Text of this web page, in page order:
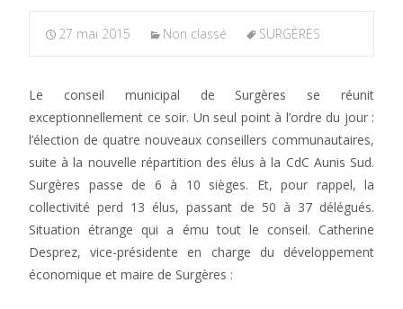
27 mai 2015 Non classé SURGÈRES
Le conseil municipal de Surgères se réunit
exceptionnellement ce soir. Un seul point à l’ordre du jour :
l’élection de quatre nouveaux conseillers communautaires,
suite à la nouvelle répartition des élus à la CdC Aunis Sud.
Surgères passe de 6 à 10 sièges. Et, pour rappel, la
collectivité perd 13 élus, passant de 50 à 37 délégués.
Situation étrange qui a ému tout le conseil. Catherine
Desprez, vice-présidente en charge du développement
économique et maire de Surgères :